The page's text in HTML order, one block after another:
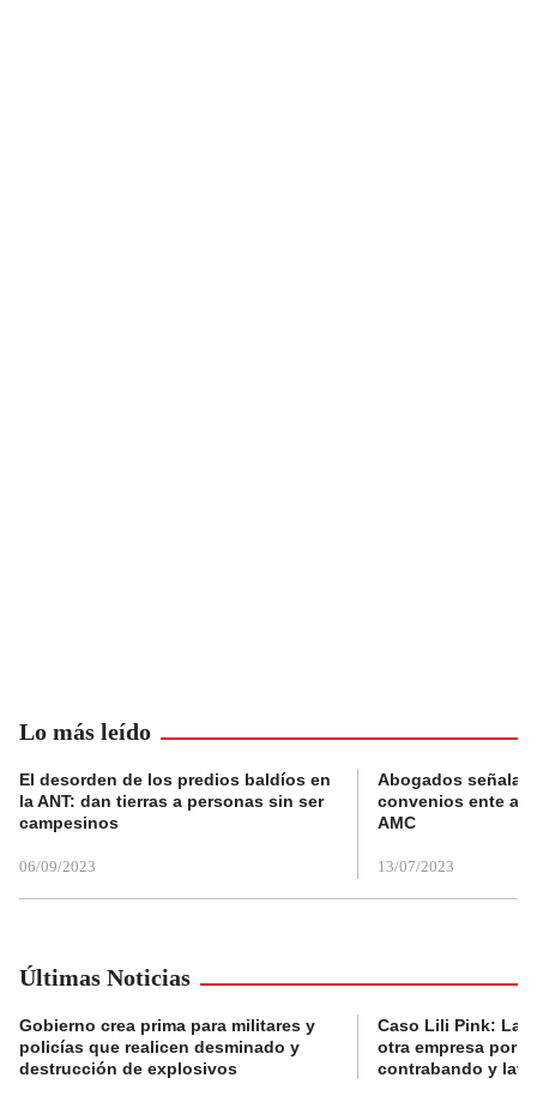
Lo más leído
El desorden de los predios baldíos en
la ANT: dan tierras a personas sin ser
campesinos
06/09/2023
Abogados
convenios ente
AMC
13/07/2023
Últimas Noticias
Gobierno crea prima para militares y
policías que realicen desminado y
destrucción de explosivos
Caso Lili Pink: La
otra empresa por
contrabando y